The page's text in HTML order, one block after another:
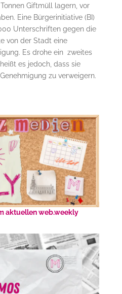
Giftmüll lagern, vor
Eine Bürgerinitiative (BI)
Unterschriften gegen die
von der Stadt eine
Es drohe ein zweites
es jedoch, dass sie
zu verweigern.
aktuellen web.weekly